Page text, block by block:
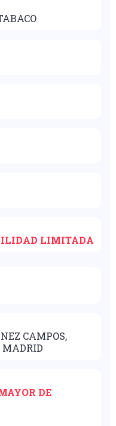
LIMITADA
CAMPOS,
MADRID
DE